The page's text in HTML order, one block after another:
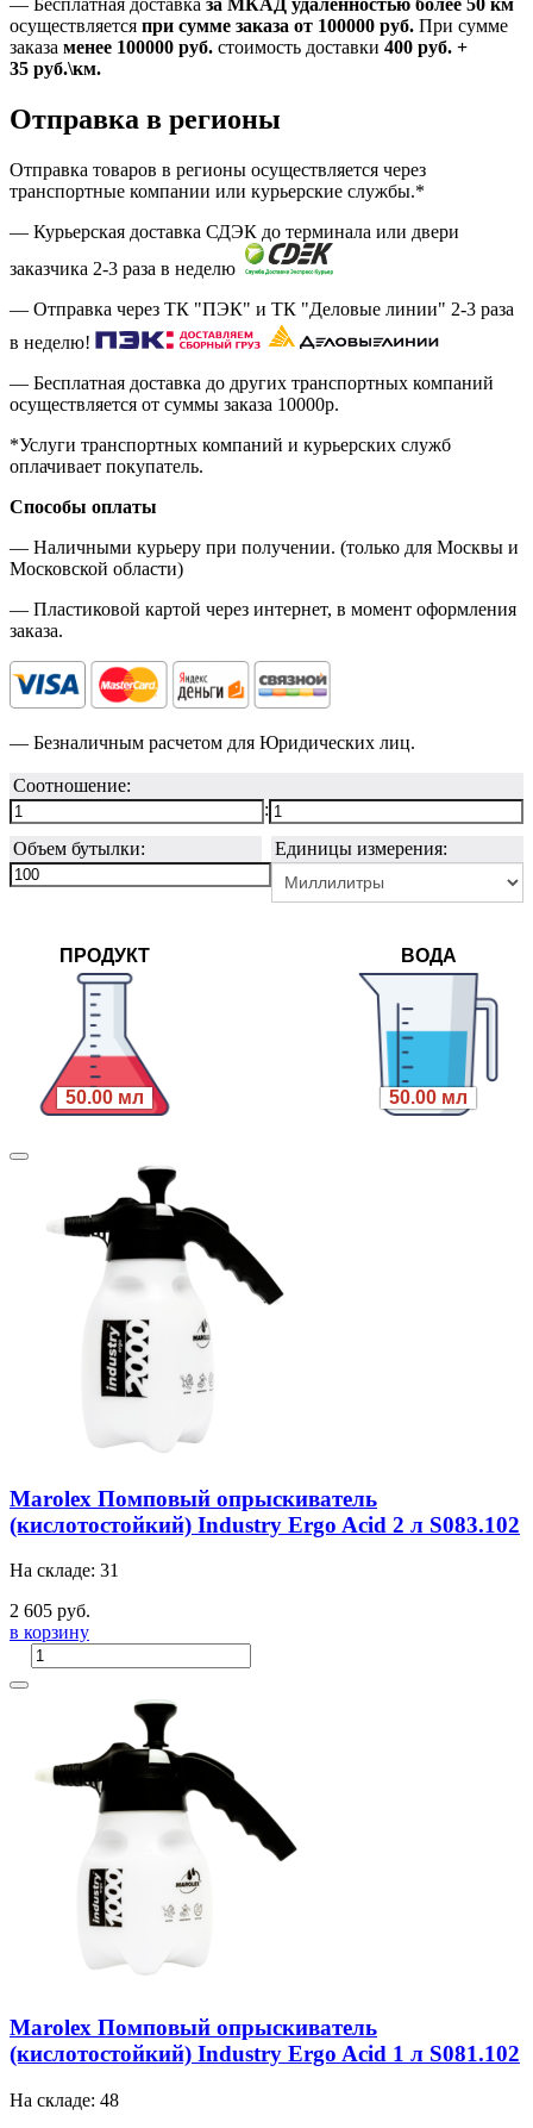
— Бесплатная доставка за МКАД удаленностью более 50 км
осуществляется при сумме заказа от 100000 руб. При сумме
заказа менее 100000 руб. стоимость доставки 400 руб. +
35 руб.\км.
Отправка в регионы
Отправка товаров в регионы осуществляется через
транспортные компании или курьерские службы.*
— Курьерская доставка СДЭК до терминала или двери
заказчика 2-3 раза в неделю
— Отправка через ТК "ПЭК" и ТК "Деловые линии" 2-3 раза
в неделю!
— Бесплатная доставка до других транспортных компаний
осуществляется от суммы заказа 10000р.
*Услуги транспортных компаний и курьерских служб
оплачивает покупатель.
Способы оплаты
— Наличными курьеру при получении. (только для Москвы и
Московской области)
— Пластиковой картой через интернет, в момент оформления
заказа.
— Безналичным расчетом для Юридических лиц.
Соотношение:
:
Объем бутылки:
Единицы измерения:
ПРОДУКТ
50.00 мл
ВОДА
50.00 мл
Marolex Помповый опрыскиватель
(кислотостойкий) Industry Ergo Acid 2 л S083.102
На складе: 31
2 605 руб.
в корзину
Marolex Помповый опрыскиватель
(кислотостойкий) Industry Ergo Acid 1 л S081.102
На складе: 48